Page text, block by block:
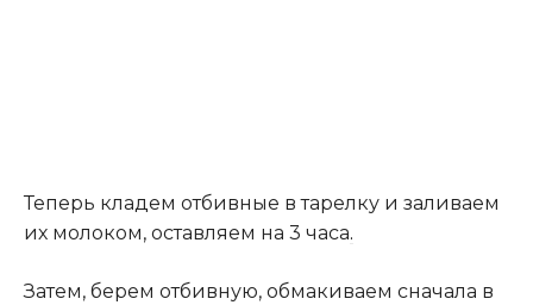
Теперь кладем отбивные в тарелку и заливаем
их молоком, оставляем на 3 часа.
Затем, берем отбивную, обмакиваем сначала в